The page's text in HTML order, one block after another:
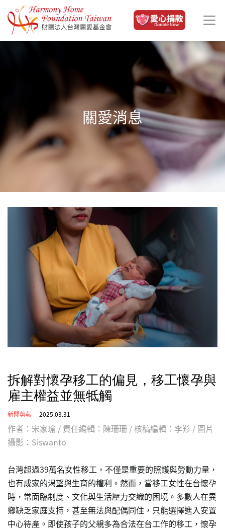
移至主內容
關愛消息
拆解對懷孕移工的偏見，移工懷孕與
雇主權益並無牴觸
新聞剪報 2025.03.31
作者：宋家瑜 / 責任編輯：陳珊珊 / 核稿編輯：李羏 / 圖片
攝影：Siswanto
台灣超過39萬名女性移工，不僅是重要的照護與勞動力量，
也有成家的渴望與生育的權利。然而，當移工女性在台懷孕
時，常面臨制度、文化與生活壓力交織的困境。多數人在異
鄉缺乏家庭支持，甚至無法與配偶同住，只能選擇進入安置
中心待產。即使孩子的父親多為合法在台工作的移工，懷孕